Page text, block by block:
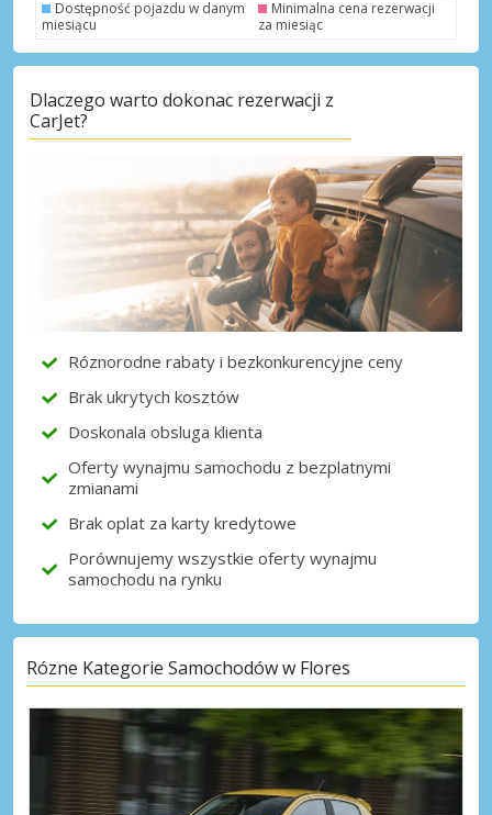
Dostępność pojazdu w danym
miesiącu
Minimalna cena rezerwacji
za miesiąc
Dlaczego warto dokonac rezerwacji z
CarJet?
Róznorodne rabaty i bezkonkurencyjne ceny
Brak ukrytych kosztów
Doskonala obsluga klienta
Oferty wynajmu samochodu z bezplatnymi
zmianami
Brak oplat za karty kredytowe
Porównujemy wszystkie oferty wynajmu
samochodu na rynku
Rózne Kategorie Samochodów w Flores